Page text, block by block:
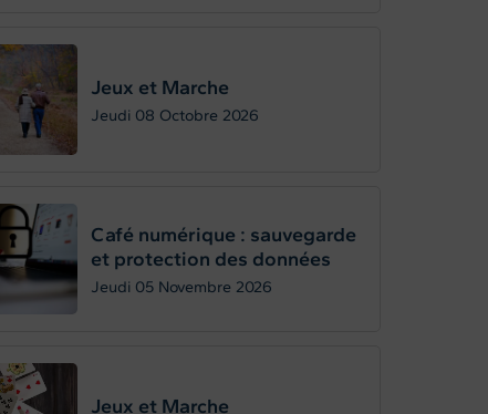
Jeux et Marche
Jeudi 08 Octobre 2026
Café numérique : sauvegarde
et protection des données
Jeudi 05 Novembre 2026
Jeux et Marche